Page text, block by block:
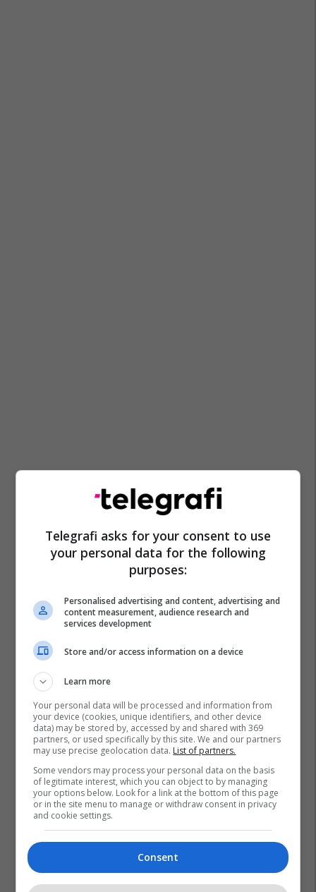
Policia E Kosovës
Telegrafi asks for your consent to use
your personal data for the following
purposes:
Personalised advertising and content, advertising and
content measurement, audience research and
services development
Store and/or access information on a device
Learn more
Your personal data will be processed and information from
your device (cookies, unique identifiers, and other device
data) may be stored by, accessed by and shared with 369
partners, or used specifically by this site. We and our partners
may use precise geolocation data. List of partners.
Some vendors may process your personal data on the basis
of legitimate interest, which you can object to by managing
your options below. Look for a link at the bottom of this page
or in the site menu to manage or withdraw consent in privacy
and cookie settings.
Consent